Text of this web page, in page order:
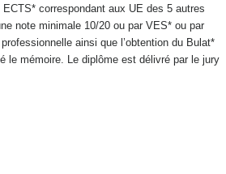
ECTS* correspondant aux UE des 5 autres
note minimale 10/20 ou par VES* ou par
ainsi que l’obtention du Bulat*
le mémoire. Le diplôme est délivré par le jury